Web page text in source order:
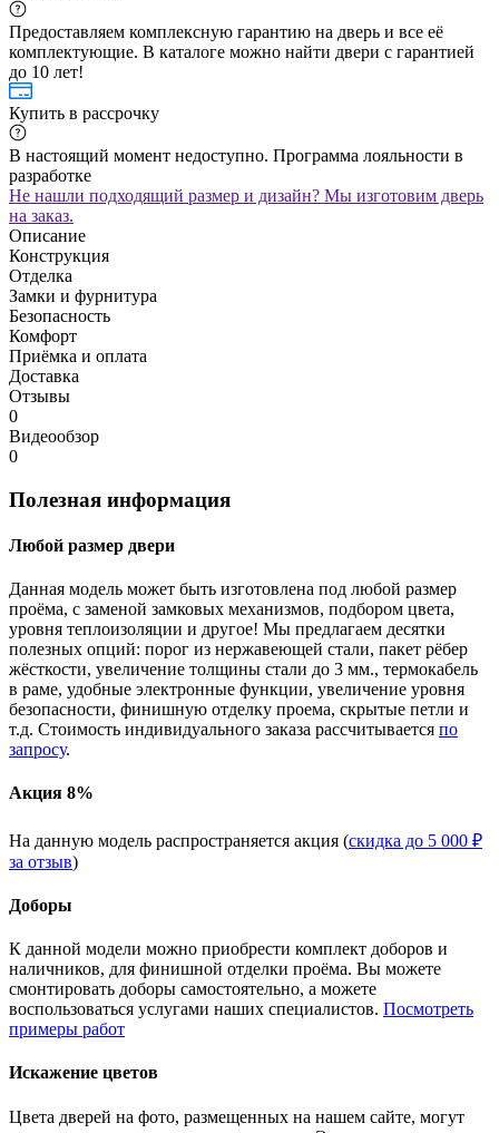
Предоставляем комплексную гарантию на дверь и все её
комплектующие. В каталоге можно найти двери с гарантией
до 10 лет!
Купить в рассрочку
В настоящий момент недоступно. Программа лояльности в
разработке
Не нашли подходящий размер и дизайн? Мы изготовим дверь
на заказ.
Описание
Конструкция
Отделка
Замки и фурнитура
Безопасность
Комфорт
Приёмка и оплата
Доставка
Отзывы
0
Видеообзор
0
Полезная информация
Любой размер двери
Данная модель может быть изготовлена под любой размер
проёма, с заменой замковых механизмов, подбором цвета,
уровня теплоизоляции и другое! Мы предлагаем десятки
полезных опций: порог из нержавеющей стали, пакет рёбер
жёсткости, увеличение толщины стали до 3 мм., термокабель
в раме, удобные электронные функции, увеличение уровня
безопасности, финишную отделку проема, скрытые петли и
т.д. Стоимость индивидуального заказа рассчитывается по
запросу.
Акция 8%
На данную модель распространяется акция (скидка до 5 000 ₽
за отзыв)
Доборы
К данной модели можно приобрести комплект доборов и
наличников, для финишной отделки проёма. Вы можете
смонтировать доборы самостоятельно, а можете
воспользоваться услугами наших специалистов. Посмотреть
примеры работ
Искажение цветов
Цвета дверей на фото, размещенных на нашем сайте, могут